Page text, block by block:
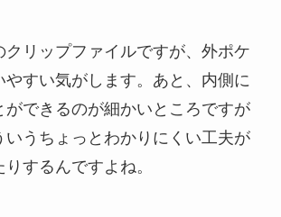
クリップファイルですが、外ポケ
やすい気がします。あと、内側に
ができるのが細かいところですが
いうちょっとわかりにくい工夫が
するんですよね。